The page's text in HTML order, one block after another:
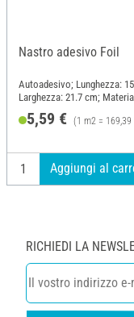
Nastro adesivo Foil
Autoadesivo; Lunghezza:
Larghezza: 21.7 cm;
5,59 € (1 m2 = 169,39
Aggiungi al
RICHIEDI LA